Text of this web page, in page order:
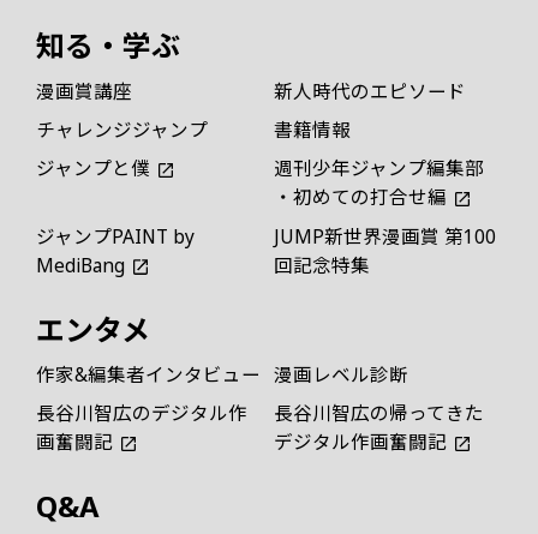
知る・学ぶ
漫画賞講座
新人時代のエピソード
チャレンジジャンプ
書籍情報
ジャンプと僕
週刊少年ジャンプ編集部
・初めての打合せ編
ジャンプPAINT by
MediBang
JUMP新世界漫画賞 第100
回記念特集
エンタメ
作家&編集者インタビュー 漫画レベル診断
長谷川智広のデジタル作
画奮闘記
長谷川智広の帰ってきた
デジタル作画奮闘記
Q&A